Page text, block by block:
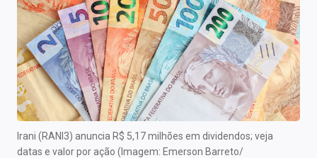
Cotações
Comprar ou vender?
Carteiras Recomendadas
Central de Dividendos
Central de Fundos Imobiliários
Irani (RANI3) anuncia R$ 5,17 milhões em dividendos; veja
datas e valor por ação (Imagem: Emerson Barreto/